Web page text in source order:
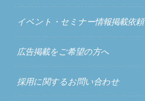
イベント・セミナー情報掲載依頼
広告掲載をご希望の方へ
採用に関するお問い合わせ